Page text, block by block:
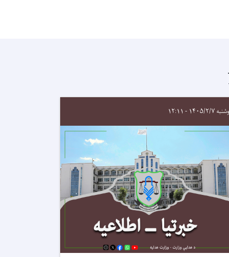
۲/۷ - ۱۲:۱۱